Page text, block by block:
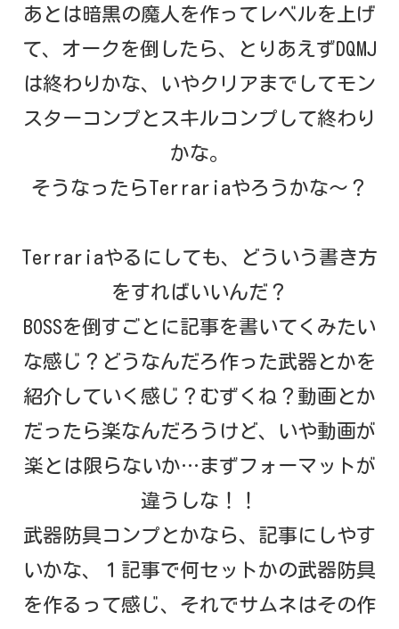
あとは暗黒の魔人を作ってレベルを上げ
て、オークを倒したら、とりあえずDQMJ
は終わりかな、いやクリアまでしてモン
スターコンプとスキルコンプして終わり
かな。
そうなったらTerrariaやろうかな～？
Terrariaやるにしても、どういう書き方
をすればいいんだ？
BOSSを倒すごとに記事を書いてくみたい
な感じ？どうなんだろ作った武器とかを
紹介していく感じ？むずくね？動画とか
だったら楽なんだろうけど、いや動画が
楽とは限らないか…まずフォーマットが
違うしな！！
武器防具コンプとかなら、記事にしやす
いかな、１記事で何セットかの武器防具
を作るって感じ、それでサムネはその作